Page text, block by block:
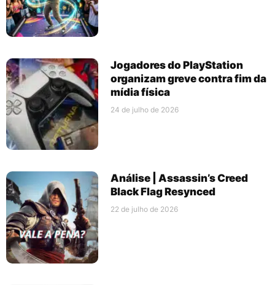
Jogadores do PlayStation
organizam greve contra fim da
mídia física
24 de julho de 2026
Análise | Assassin’s Creed
Black Flag Resynced
22 de julho de 2026